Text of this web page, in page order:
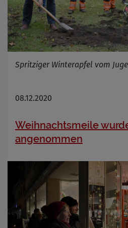
Spritziger Winterapfel vom
08.12.2020
Weihnachtsmeile
angenommen